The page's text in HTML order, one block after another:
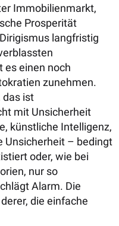
Immobilienmarkt,
Prosperität
langfristig
es einen noch
zunehmen.
das ist
mit Unsicherheit
künstliche Intelligenz,
Unsicherheit – bedingt
oder, wie bei
nur so
Alarm. Die
die einfache